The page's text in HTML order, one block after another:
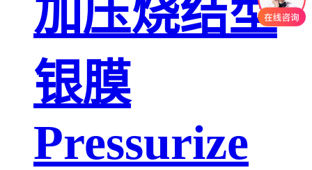
加压烧结型
银膜
Pressurize